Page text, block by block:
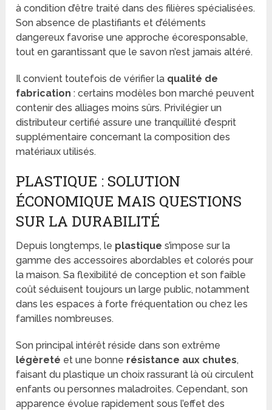
à condition d’être traité dans des filières spécialisées.
Son absence de plastifiants et d’éléments
dangereux favorise une approche écoresponsable,
tout en garantissant que le savon n’est jamais altéré.
Il convient toutefois de vérifier la qualité de
fabrication : certains modèles bon marché peuvent
contenir des alliages moins sûrs. Privilégier un
distributeur certifié assure une tranquillité d’esprit
supplémentaire concernant la composition des
matériaux utilisés.
PLASTIQUE : SOLUTION
ÉCONOMIQUE MAIS QUESTIONS
SUR LA DURABILITÉ
Depuis longtemps, le plastique s’impose sur la
gamme des accessoires abordables et colorés pour
la maison. Sa flexibilité de conception et son faible
coût séduisent toujours un large public, notamment
dans les espaces à forte fréquentation ou chez les
familles nombreuses.
Son principal intérêt réside dans son extrême
légèreté et une bonne résistance aux chutes,
faisant du plastique un choix rassurant là où circulent
enfants ou personnes maladroites. Cependant, son
apparence évolue rapidement sous l’effet des